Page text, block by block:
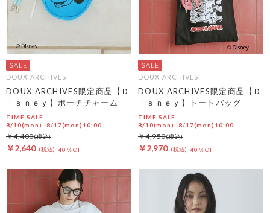
DOUX ARCHIVES
DOUX ARCHIVES限定商品【Ｄ
ｉｓｎｅｙ】ポーチチャーム
TIME SALE
8/10(mon)~8/17(mon)10:00
￥2,640 40％OFF
￥4,400
DOUX ARCHIVES
DOUX ARCHIVES限定商品【Ｄ
ｉｓｎｅｙ】トートバッグ
TIME SALE
8/10(mon)~8/17(mon)10:00
￥2,970 40％OFF
￥4,950